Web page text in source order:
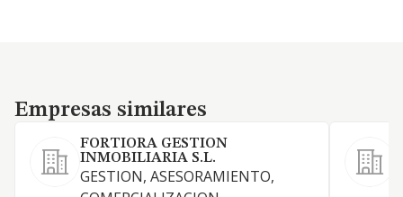
Empresas similares
Empresas similares
FORTIORA GESTION
INMOBILIARIA S.L.
GESTION, ASESORAMIENTO,